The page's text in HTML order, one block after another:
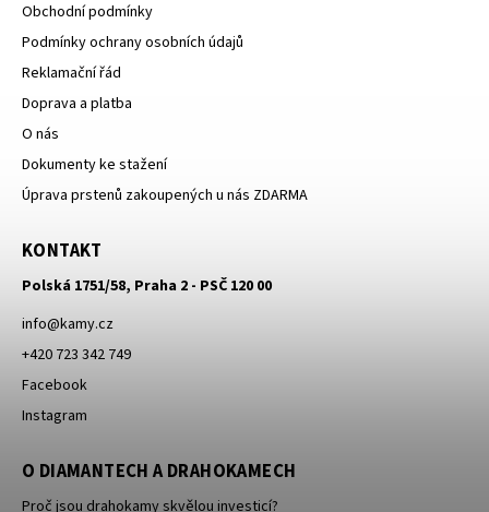
Obchodní podmínky
Podmínky ochrany osobních údajů
Reklamační řád
Doprava a platba
O nás
Dokumenty ke stažení
Úprava prstenů zakoupených u nás ZDARMA
KONTAKT
Polská 1751/58, Praha 2 - PSČ 120 00
info@kamy.cz
+420 723 342 749
Facebook
Instagram
O DIAMANTECH A DRAHOKAMECH
Proč jsou drahokamy skvělou investicí?